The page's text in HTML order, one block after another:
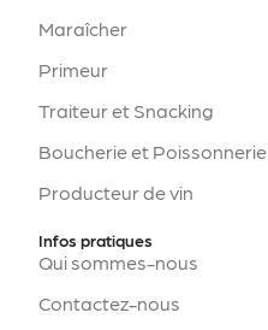
Maraîcher
Primeur
Traiteur et Snacking
Boucherie et Poissonnerie
Producteur de vin
Infos pratiques
Qui sommes-nous
Contactez-nous